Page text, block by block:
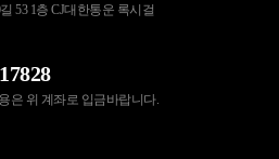
53 1층 CJ대한통운 록시걸
은 위 계좌로 입금바랍니다.